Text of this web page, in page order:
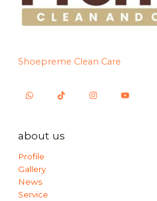
Shoepreme Clean Care
about us
Profile
Gallery
News
Service